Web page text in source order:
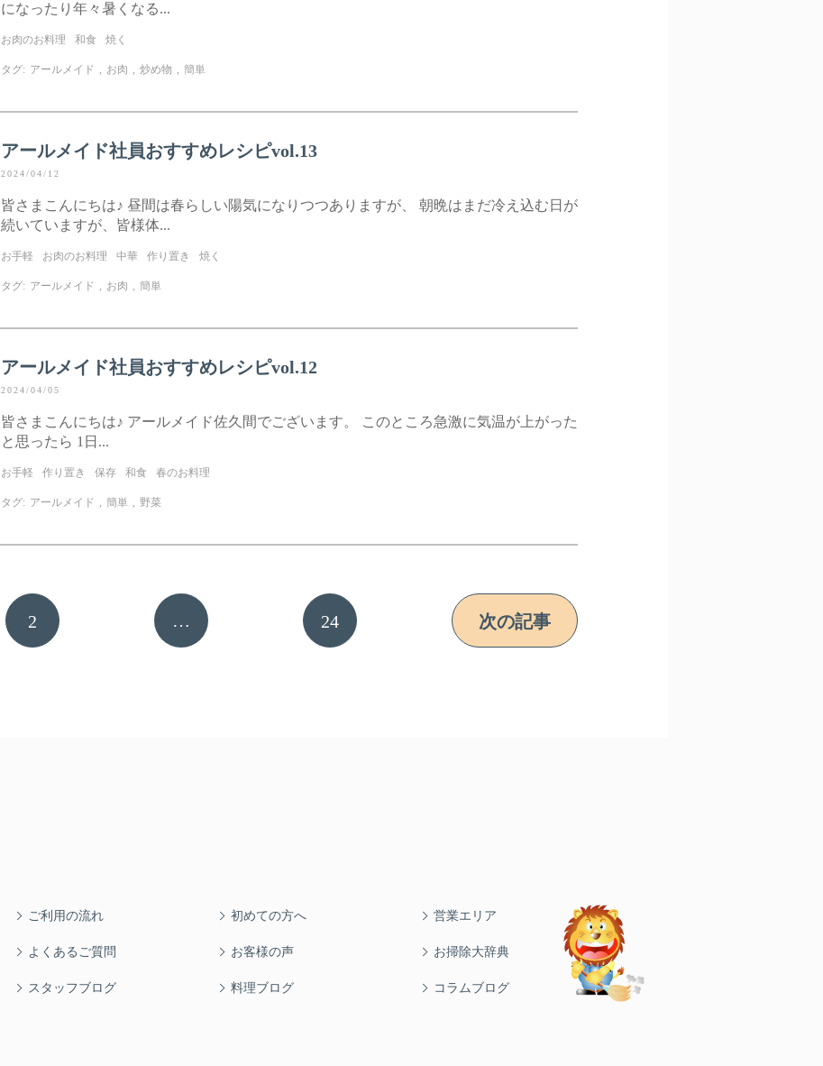
になったり年々暑くなる...
お肉のお料理 和食 焼く
タグ: アールメイド , お肉 , 炒め物 , 簡単
アールメイド社員おすすめレシピvol.13
2024/04/12
皆さまこんにちは♪ 昼間は春らしい陽気になりつつありますが、 朝晩はまだ冷え込む日が
続いていますが、皆様体...
お手軽 お肉のお料理 中華 作り置き 焼く
タグ: アールメイド , お肉 , 簡単
アールメイド社員おすすめレシピvol.12
2024/04/05
皆さまこんにちは♪ アールメイド佐久間でございます。 このところ急激に気温が上がった
と思ったら 1日...
お手軽 作り置き 保存 和食 春のお料理
タグ: アールメイド , 簡単 , 野菜
2 … 24 次の記事
ご利用の流れ 初めての方へ 営業エリア
よくあるご質問 お客様の声 お掃除大辞典
スタッフブログ 料理ブログ コラムブログ